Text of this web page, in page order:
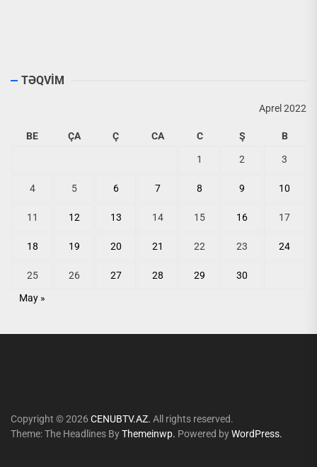
TƏQVİM
Aprel 2022
BE ÇA Ç CA C Ş B
1 2 3
4 5 6 7 8 9 10
11 12 13 14 15 16 17
18 19 20 21 22 23 24
25 26 27 28 29
30
May »
Copyright © 2026 CENUBTV.AZ. All rights reserved.
Theme: The Headlines ByThemeinwp. Powered byWordPress.